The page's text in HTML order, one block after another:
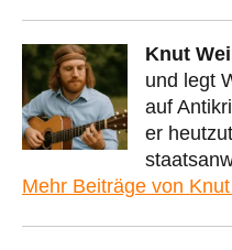
Knut
und legt
auf
er
Mehr Beiträge von